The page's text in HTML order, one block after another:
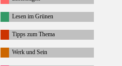
Lesen im Grünen
Tipps zum Thema
Werk und Sein